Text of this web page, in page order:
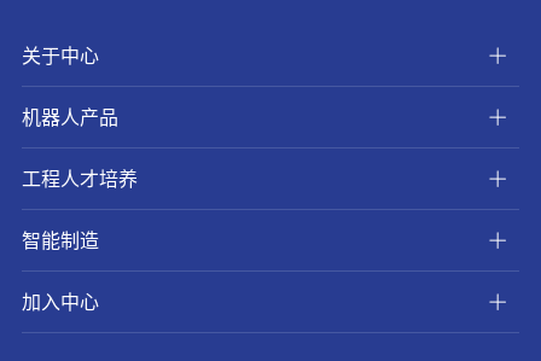
关于中心
机器人产品
工程人才培养
智能制造
加入中心